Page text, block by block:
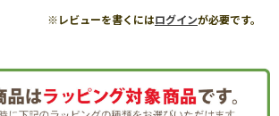
※レビューを書くにはログインが必要です。